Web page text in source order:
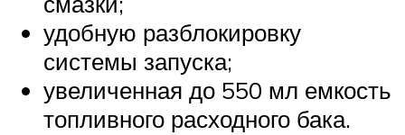
удобную разблокировку
системы запуска;
увеличенная до 550 мл емкость
топливного расходного бака.